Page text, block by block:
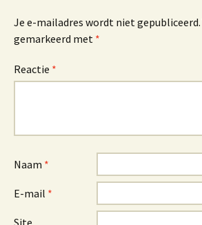
Je e-mailadres wordt niet gepubliceerd.
gemarkeerd met *
Reactie *
Naam *
E-mail *
Site